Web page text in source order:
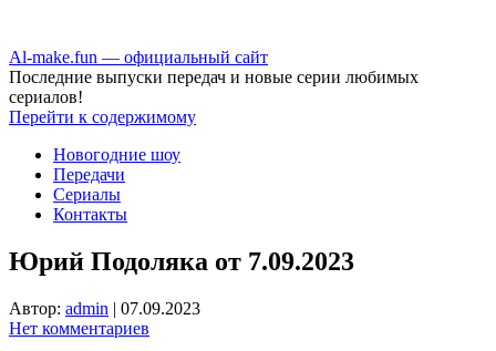
Аl-make.fun — официальный сайт
Последние выпуски передач и новые серии любимых
сериалов!
Перейти к содержимому
Новогодние шоу
Передачи
Сериалы
Контакты
Юрий Подоляка от 7.09.2023
Автор: admin | 07.09.2023
Нет комментариев